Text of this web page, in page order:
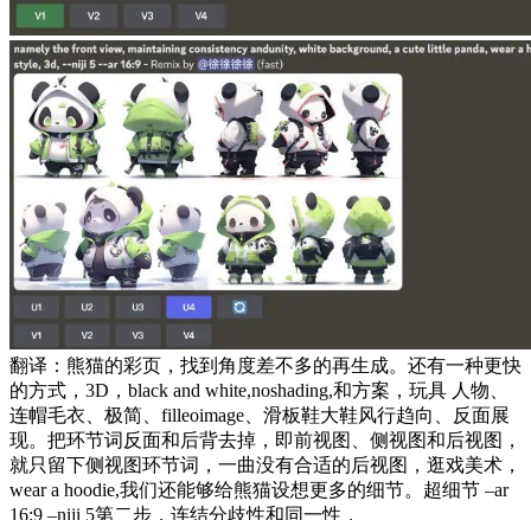
翻译：熊猫的彩页，找到角度差不多的再生成。还有一种更快
的方式，3D，black and white,noshading,和方案，玩具 人物、
连帽毛衣、极简、filleoimage、滑板鞋大鞋风行趋向、反面展
现。把环节词反面和后背去掉，即前视图、侧视图和后视图，
就只留下侧视图环节词，一曲没有合适的后视图，逛戏美术，
wear a hoodie,我们还能够给熊猫设想更多的细节。超细节 –ar
16:9 –niji 5第二步，连结分歧性和同一性，